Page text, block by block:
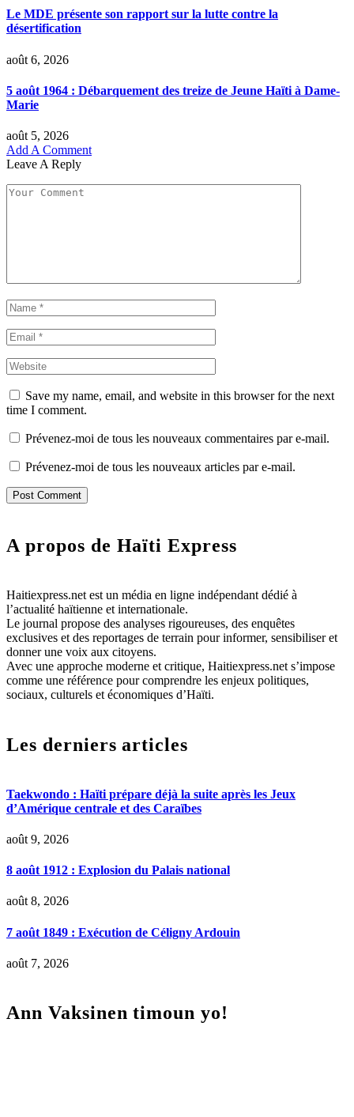
Le MDE présente son rapport sur la lutte contre la
désertification
août 6, 2026
5 août 1964 : Débarquement des treize de Jeune Haïti à Dame-
Marie
août 5, 2026
Add A Comment
Leave A Reply
Save my name, email, and website in this browser for the next
time I comment.
Prévenez-moi de tous les nouveaux commentaires par e-mail.
Prévenez-moi de tous les nouveaux articles par e-mail.
A propos de Haïti Express
Haitiexpress.net est un média en ligne indépendant dédié à
l’actualité haïtienne et internationale.
Le journal propose des analyses rigoureuses, des enquêtes
exclusives et des reportages de terrain pour informer, sensibiliser et
donner une voix aux citoyens.
Avec une approche moderne et critique, Haitiexpress.net s’impose
comme une référence pour comprendre les enjeux politiques,
sociaux, culturels et économiques d’Haïti.
Les derniers articles
Taekwondo : Haïti prépare déjà la suite après les Jeux
d’Amérique centrale et des Caraïbes
août 9, 2026
8 août 1912 : Explosion du Palais national
août 8, 2026
7 août 1849 : Exécution de Céligny Ardouin
août 7, 2026
Ann Vaksinen timoun yo!